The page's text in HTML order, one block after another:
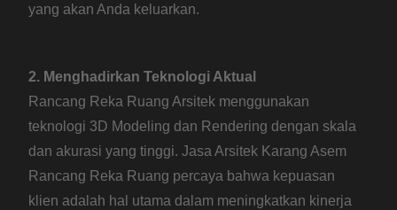
yang akan Anda keluarkan.
2. Menghadirkan Teknologi Aktual
Rancang Reka Ruang Arsitek menggunakan
teknologi 3D Modeling dan Rendering dengan skala
dan akurasi yang tinggi. Jasa Arsitek Karang Asem
Rancang Reka Ruang percaya bahwa kepuasan
klien adalah hal utama dalam meningkatkan kinerja